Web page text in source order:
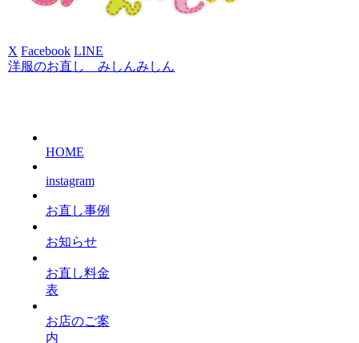
X Facebook LINE
洋服のお直し みしんみしん
HOME
instagram
お直し事例
お知らせ
お直し料金
表
お店のご案
内